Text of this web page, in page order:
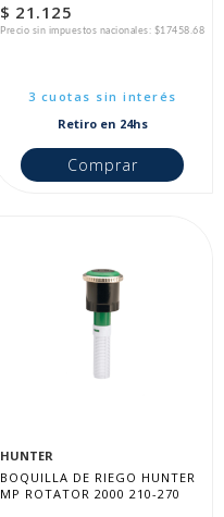
$ 21.125
Precio sin impuestos nacionales: $17458.68
3 cuotas sin interés
Retiro en 24hs
Comprar
HUNTER
BOQUILLA DE RIEGO HUNTER
MP ROTATOR 2000 210-270